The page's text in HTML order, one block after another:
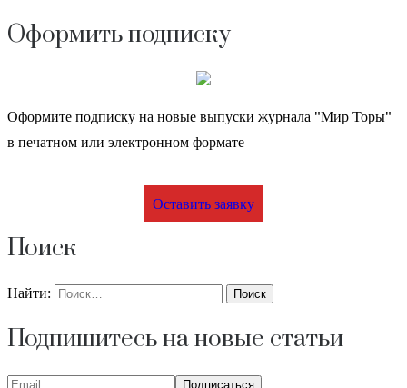
Оформить подписку
Оформите подписку на новые выпуски журнала "Мир Торы"
в печатном или электронном формате
Оставить заявку
Поиск
Найти:
Подпишитесь на новые статьи